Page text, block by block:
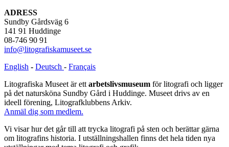
ADRESS
Sundby Gårdsväg 6
141 91 Huddinge
08-746 90 91
info@litografiskamuseet.se
English - Deutsch - Français
Litografiska Museet är ett arbetslivsmuseum för litografi och ligger
på det natursköna Sundby Gård i Huddinge. Museet drivs av en
ideell förening, Litografklubbens Arkiv.
Anmäl dig som medlem.
Vi visar hur det går till att trycka litografi på sten och berättar gärna
om litografins historia. I utställningshallen finns det hela tiden nya